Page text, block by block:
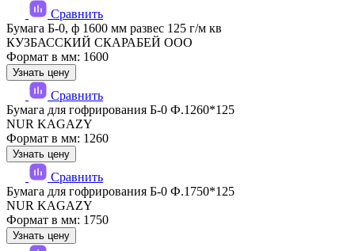
Сравнить
Бумага Б-0, ф 1600 мм развес 125 г/м кв
КУЗБАССКИЙ СКАРАБЕЙ ООО
Формат в мм: 1600
Узнать цену
Сравнить
Бумага для гофрирования Б-0 Ф.1260*125
NUR KAGAZY
Формат в мм: 1260
Узнать цену
Сравнить
Бумага для гофрирования Б-0 Ф.1750*125
NUR KAGAZY
Формат в мм: 1750
Узнать цену